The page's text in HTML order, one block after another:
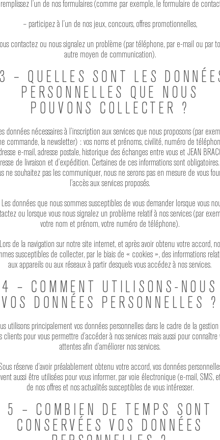
l’un de nos formulaires (comme par exemple, le formulaire de
– participez à l’un de nos jeux, concours, offres promotionnelles,
contactez ou nous signalez un problème (par téléphone, par e-mail ou par
autre moyen de communication).
3 – QUELLES SONT LES
PERSONNELLES QUE NOUS
POUVONS COLLECTER ?
données nécessaires à l’inscription aux services que nous proposons (par
commande, la newsletter) : vos noms et prénoms, civilité, numéro de
e-mail, adresse postale, historique des échanges entre vous et JEAN
de livraison et d’expédition. Certaines de ces informations sont
ne souhaitez pas les communiquer, nous ne serons pas en mesure de vous
l’accès aux services proposés.
données que nous sommes susceptibles de vous demander lorsque vous
ou lorsque vous nous signalez un problème relatif à nos services (par
votre nom et prénom, votre numéro de téléphone).
de la navigation sur notre site internet, et après avoir obtenu votre accord,
susceptibles de collecter, par le biais de « cookies », des informations
aux appareils ou aux réseaux à partir desquels vous accédez à nos services.
4 – COMMENT UTILISONS-NOUS
VOS DONNÉES PERSONNELLES ?
utilisons principalement vos données personnelles dans le cadre de la
clients pour vous permettre d’accéder à nos services mais aussi pour connaître
attentes afin d’améliorer nos services.
réserve d’avoir préalablement obtenu votre accord, vos données
aussi être utilisées pour vous informer, par voie électronique (e-mail, SMS,
de nos offres et nos actualités susceptibles de vous intéresser.
5 – COMBIEN DE TEMPS SONT
CONSERVÉES VOS DONNÉES